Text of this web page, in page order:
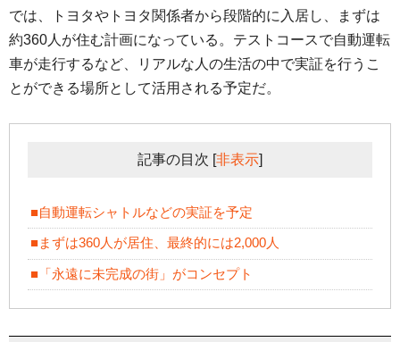
では、トヨタやトヨタ関係者から段階的に入居し、まずは
約360人が住む計画になっている。テストコースで自動運転
車が走行するなど、リアルな人の生活の中で実証を行うこ
とができる場所として活用される予定だ。
記事の目次 [非表示]
■自動運転シャトルなどの実証を予定
■まずは360人が居住、最終的には2,000人
■「永遠に未完成の街」がコンセプト